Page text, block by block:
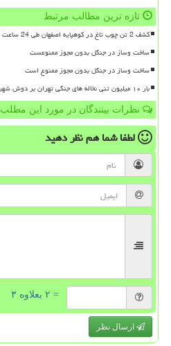
تازه ترین مطالب مرتبط
کشف 2 تن چوب تاغ در کوهپایه اصفهان طی 24 ساعت اخیر 8 نفر دستگیر شدند
ساخت وساز در جنگل بدون مجوز ممنوعست
ساخت وساز در جنگل بدون مجوز ممنوع است
بار ۱۰ میلیون تنی نخاله های جنگی تهران بر دوش شهرداری!
نظرات بینندگان در مورد این مطلب
لطفا شما همنظر دهید
= ۲ بعلاوه ۳
ارسال نظر